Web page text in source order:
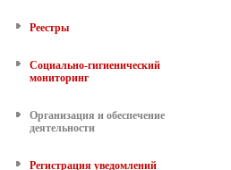
Реестры
Социально-гигиенический
мониторинг
Организация и обеспечение
деятельности
Регистрация уведомлений